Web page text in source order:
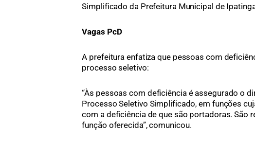
Simplificado da Prefeitura Municipal de
Vagas PcD
A prefeitura enfatiza que pessoas com
processo seletivo:
“Às pessoas com deficiência é assegurado o
Processo Seletivo Simplificado, em funções
com a deficiência de que são portadoras. São
função oferecida”, comunicou.